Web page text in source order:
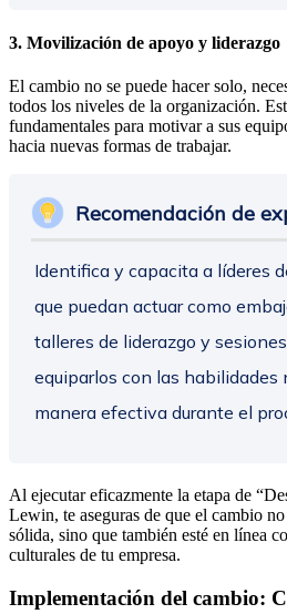
3. Movilización de apoyo y liderazgo
El cambio no se puede hacer solo,
todos los niveles de la organización.
fundamentales para motivar a sus
hacia nuevas formas de trabajar.
Recomendación de
Identifica y capacita a líderes
que puedan actuar como
talleres de liderazgo y
equiparlos con las habilidades
manera efectiva durante el
Al ejecutar eficazmente la etapa de
Lewin, te aseguras de que el cambio
sólida, sino que también esté en línea
culturales de tu empresa.
Implementación del cambio: